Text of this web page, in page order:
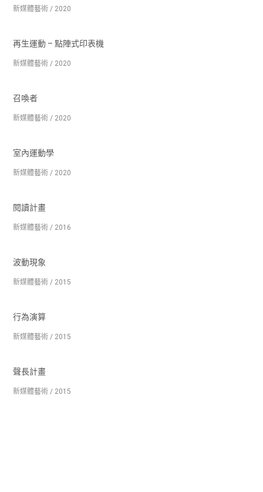
新媒體藝術 / 2020
再生運動 – 點陣式印表機
新媒體藝術 / 2020
召喚者
新媒體藝術 / 2020
室內運動學
新媒體藝術 / 2020
閱讀計畫
新媒體藝術 / 2016
波動現象
新媒體藝術 / 2015
行為演算
新媒體藝術 / 2015
聲長計畫
新媒體藝術 / 2015